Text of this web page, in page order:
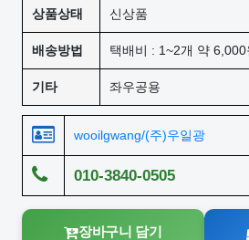
상품상태 신상품
배송방법 택배비 : 1~2개 약
기타 좌우공용
wooilgwang/(주)우일광
010-3840-0505
장바구니 담기